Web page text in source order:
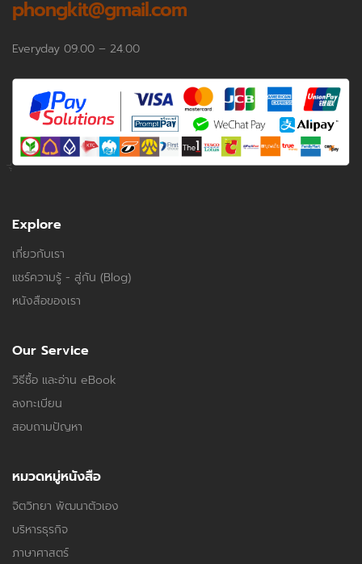
phongkit@gmail.com
Everyday 09.00 – 24.00
Explore
เกี่ยวกับเรา
แชร์ความรู้ - สู่กัน (Blog)
หนังสือของเรา
Our Service
วิธีซื้อ และอ่าน eBook
ลงทะเบียน
สอบถามปัญหา
หมวดหมู่หนังสือ
จิตวิทยา พัฒนาตัวเอง
บริหารธุรกิจ
ภาษาศาสตร์